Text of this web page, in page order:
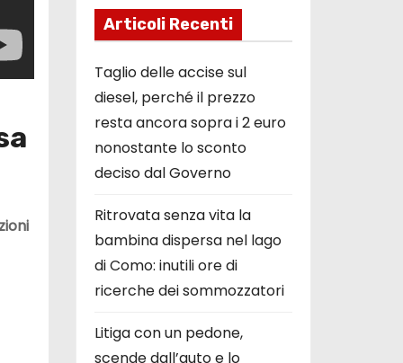
Articoli Recenti
Taglio delle accise sul
diesel, perché il prezzo
resta ancora sopra i 2 euro
nonostante lo sconto
deciso dal Governo
Ritrovata senza vita la
bambina dispersa nel lago
di Como: inutili ore di
ricerche dei sommozzatori
Litiga con un pedone,
scende dall’auto e lo